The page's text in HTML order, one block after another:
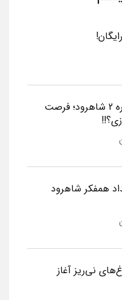
شهرک صنعتی شماره 2 شاهرود؛ فرصت
همفکر شاهرود
نی‌ریز آغاز